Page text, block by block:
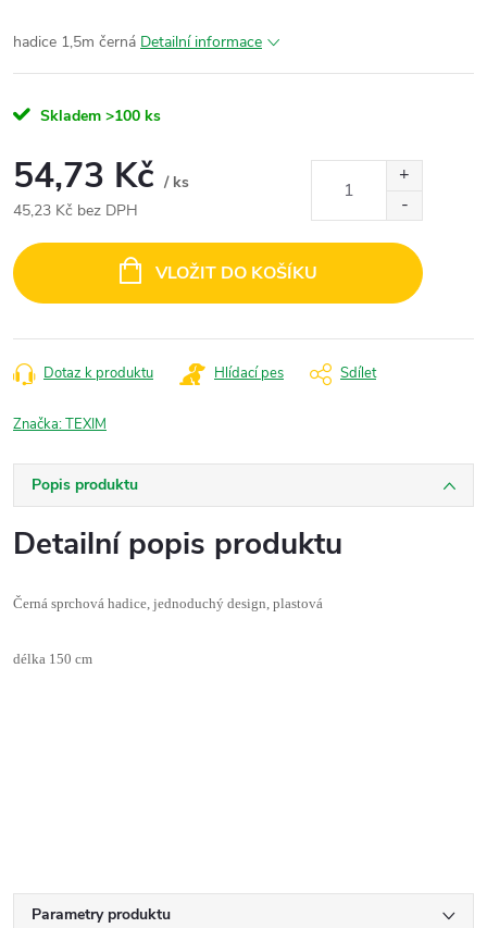
hadice 1,5m černá Detailní informace
Skladem >100 ks
54,73 Kč / ks
45,23 Kč bez DPH
cena:
VLOŽIT DO KOŠÍKU
Dotaz k produktu Hlídací pes Sdílet
Značka:TEXIM
Popis produktu
Detailní popis produktu
Černá sprchová hadice, jednoduchý design, plastová
délka 150 cm
Parametry produktu